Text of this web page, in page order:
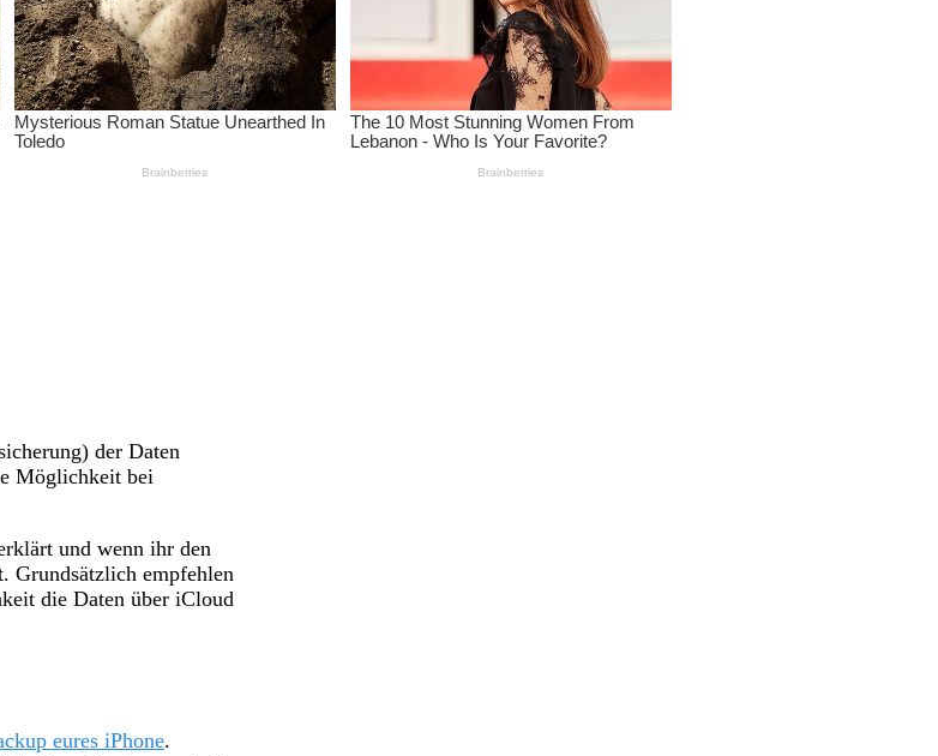
der Daten
Möglichkeit bei
und wenn ihr den
Grundsätzlich empfehlen
die Daten über iCloud
eures iPhone.